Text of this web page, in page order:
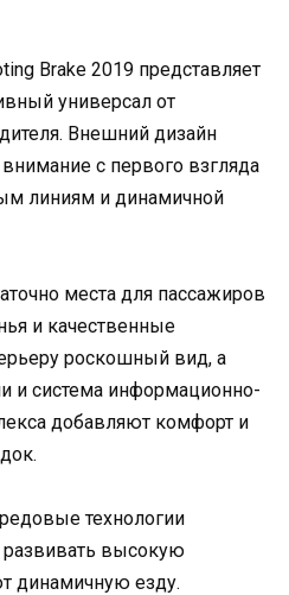
Brake 2019 представляет
универсал от
Внешний дизайн
с первого взгляда
линиям и динамичной
места для пассажиров
и качественные
роскошный вид, а
и система информационно-
добавляют комфорт и
технологии
высокую
динамичную езду.